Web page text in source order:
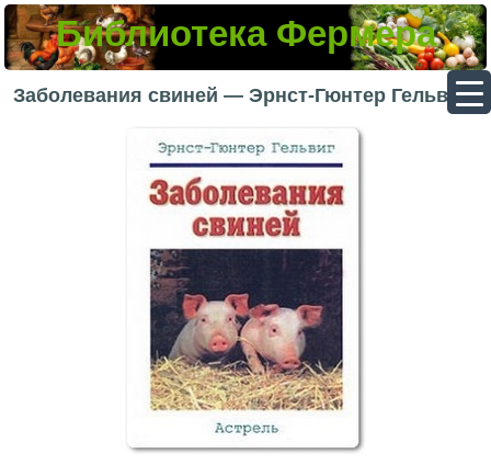
Библиотека Фермера
Заболевания свиней — Эрнст-Гюнтер Гельвиг
▼